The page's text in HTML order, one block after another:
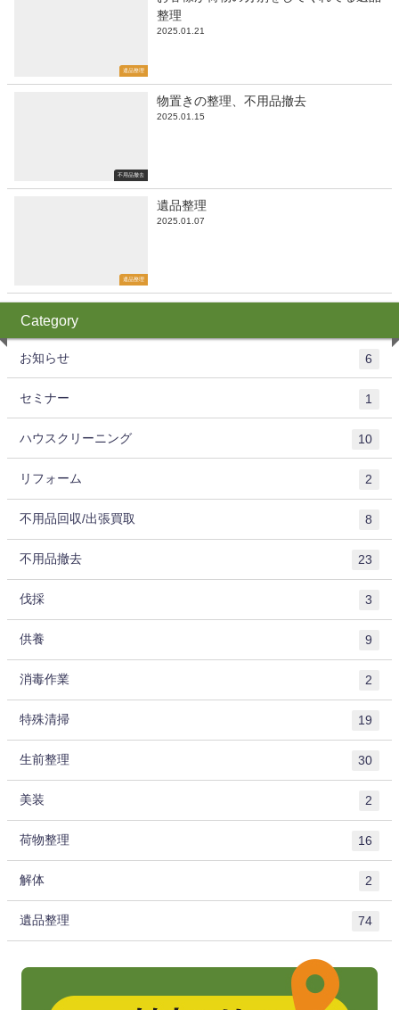
遺品整理
整理
2025.01.21
不用品撤去
物置きの整理、不用品撤去
2025.01.15
遺品整理
遺品整理
2025.01.07
Category
お知らせ 6
セミナー 1
ハウスクリーニング 10
リフォーム 2
不用品回収/出張買取 8
不用品撤去 23
伐採 3
供養 9
消毒作業 2
特殊清掃 19
生前整理 30
美装 2
荷物整理 16
解体 2
遺品整理 74